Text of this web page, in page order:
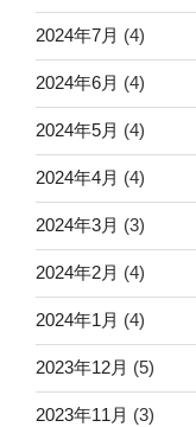
2024年7月 (4)
2024年6月 (4)
2024年5月 (4)
2024年4月 (4)
2024年3月 (3)
2024年2月 (4)
2024年1月 (4)
2023年12月 (5)
2023年11月 (3)